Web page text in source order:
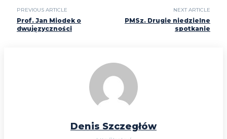
PREVIOUS ARTICLE
Prof. Jan Miodek o
dwujęzyczności
NEXT ARTICLE
PMSz. Drugie niedzielne
spotkanie
Denis Szczegłów